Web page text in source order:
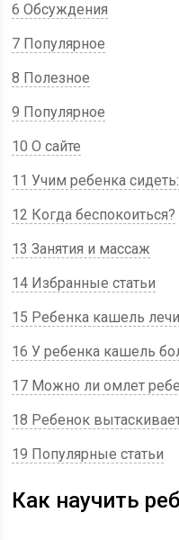
6 Обсуждения
7 Популярное
8 Полезное
9 Популярное
10 О сайте
11 Учим ребенка
12 Когда беспокоиться?
13 Занятия и массаж
14 Избранные статьи
15 Ребенка кашель
16 У ребенка кашель
17 Можно ли омлет
18 Ребенок
19 Популярные статьи
Как научить